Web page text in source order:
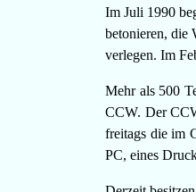
Im Juli 1990
betonieren, die
verlegen. Im
Mehr als 500
CCW. Der
freitags die im
PC, eines